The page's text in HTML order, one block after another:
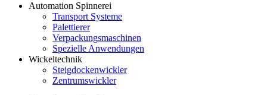
Automation Spinnerei
Transport Systeme
Palettierer
Verpackungsmaschinen
Spezielle Anwendungen
Wickeltechnik
Steigdockenwickler
Zentrumswickler